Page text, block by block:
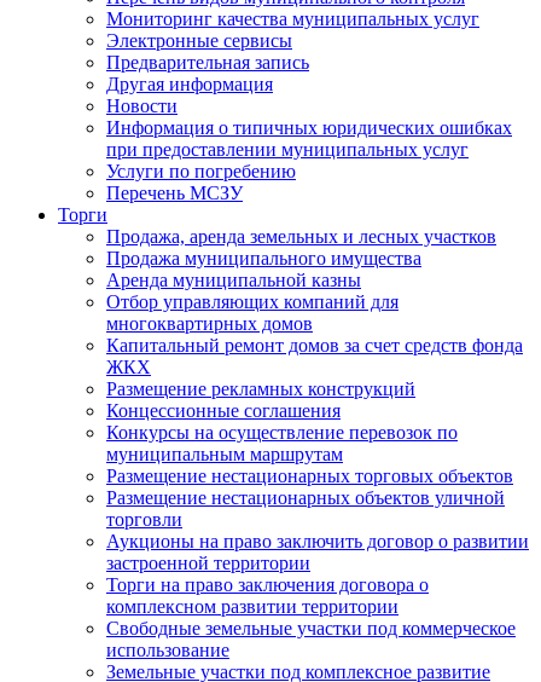
Мониторинг качества муниципальных услуг
Электронные сервисы
Предварительная запись
Другая информация
Новости
Информация о типичных юридических ошибках
при предоставлении муниципальных услуг
Услуги по погребению
Перечень МСЗУ
Торги
Продажа, аренда земельных и лесных участков
Продажа муниципального имущества
Аренда муниципальной казны
Отбор управляющих компаний для
многоквартирных домов
Капитальный ремонт домов за счет средств фонда
ЖКХ
Размещение рекламных конструкций
Концессионные соглашения
Конкурсы на осуществление перевозок по
муниципальным маршрутам
Размещение нестационарных торговых объектов
Размещение нестационарных объектов уличной
торговли
Аукционы на право заключить договор о развитии
застроенной территории
Торги на право заключения договора о
комплексном развитии территории
Свободные земельные участки под коммерческое
использование
Земельные участки под комплексное развитие